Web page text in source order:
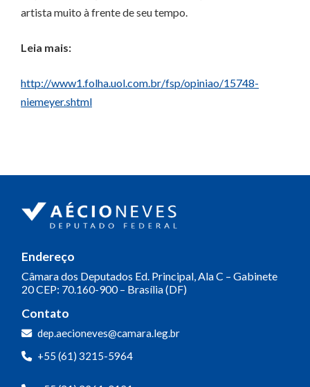
artista muito à frente de seu tempo.
Leia mais:
http://www1.folha.uol.com.br/fsp/opiniao/15748-
niemeyer.shtml
Endereço
Câmara dos Deputados Ed. Principal, Ala C – Gabinete
20CEP: 70.160-900 – Brasília (DF)
Contato
dep.aecioneves@camara.leg.br
+55 (61) 3215-5964